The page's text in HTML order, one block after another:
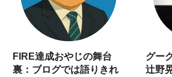
FIRE達成おやじの舞台
裏：ブログでは語りきれ
グー
辻野